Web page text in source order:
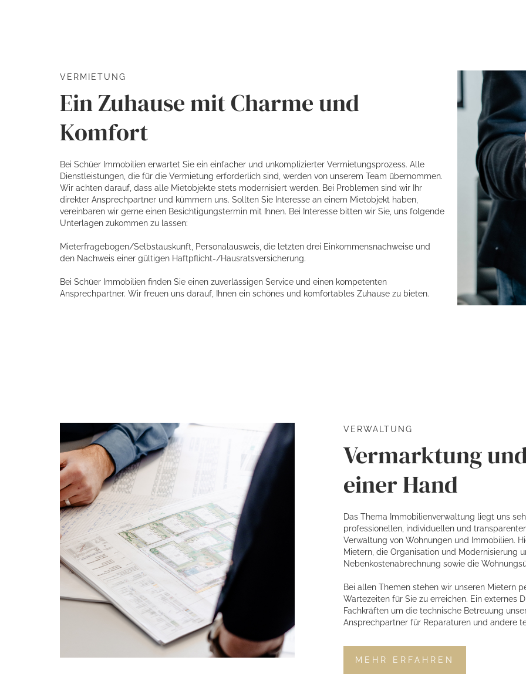
VERMIETUNG
Ein Zuhause mit Charme und
Komfort
Bei Schüer Immobilien erwartet Sie ein einfacher und unkomplizierter Vermietungsprozess. Alle
Dienstleistungen, die für die Vermietung erforderlich sind, werden von unserem Team übernommen.
Wir achten darauf, dass alle Mietobjekte stets modernisiert werden. Bei Problemen sind wir Ihr
direkter Ansprechpartner und kümmern uns. Sollten Sie Interesse an einem Mietobjekt haben,
vereinbaren wir gerne einen Besichtigungstermin mit Ihnen. Bei Interesse bitten wir Sie, uns folgende
Unterlagen zukommen zu lassen:
Mieterfragebogen/Selbstauskunft, Personalausweis, die letzten drei Einkommensnachweise und
den Nachweis einer gültigen Haftpflicht-/Hausratsversicherung.
Bei Schüer Immobilien finden Sie einen zuverlässigen Service und einen kompetenten
Ansprechpartner. Wir freuen uns darauf, Ihnen ein schönes und komfortables Zuhause zu bieten.
VERWALTUNG
Vermarktung
einer Hand
Das Thema Immobilienverwaltung liegt uns
professionellen, individuellen und
Verwaltung von Wohnungen und Immobilien.
Mietern, die Organisation und Modernisierung
Nebenkostenabrechnung sowie die
Bei allen Themen stehen wir unseren Mietern
Wartezeiten für Sie zu erreichen. Ein externes
Fachkräften um die technische Betreuung
Ansprechpartner für Reparaturen und andere
MEHR ERFAHREN